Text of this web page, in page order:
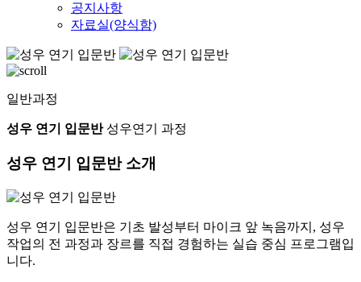
공지사항
자료실(양식함)
일반과정
성우 연기 입문반 성우연기 과정
성우 연기 입문반 소개
성우 연기 입문반은 기초 발성부터 마이크 앞 녹음까지, 성우
작업의 전 과정과 장르를 직접 경험하는 실습 중심 프로그램입
니다.